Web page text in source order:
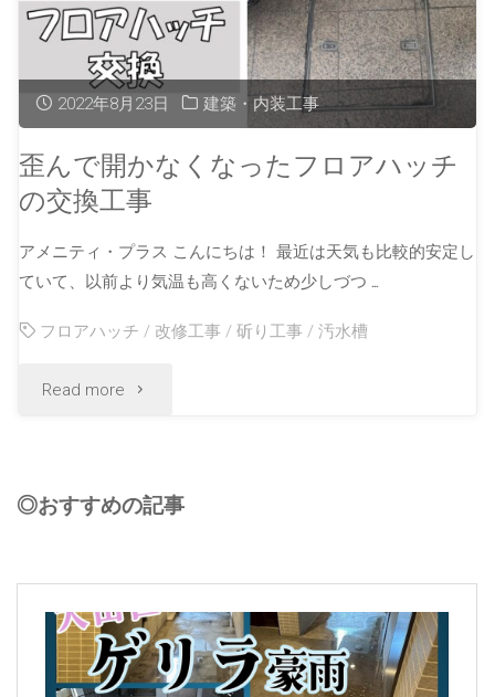
2022年8月23日 建築・内装工事
歪んで開かなくなったフロアハッチ
の交換工事
アメニティ・プラス こんにちは！ 最近は天気も比較的安定し
ていて、以前より気温も高くないため少しづつ …
フロアハッチ / 改修工事 /斫り工事 /汚水槽
Read more
◎おすすめの記事